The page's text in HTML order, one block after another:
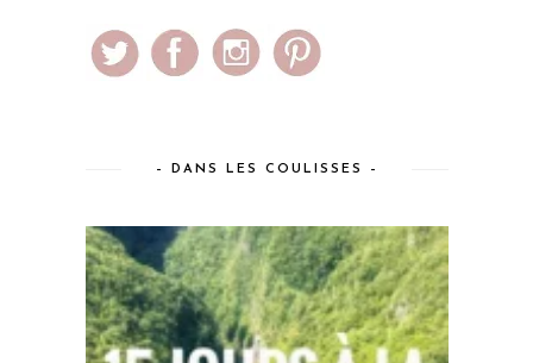
– DANS LES COULISSES –